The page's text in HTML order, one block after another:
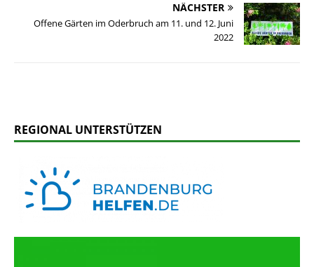
NÄCHSTER
Offene Gärten im Oderbruch am 11. und 12. Juni
2022
REGIONAL UNTERSTÜTZEN